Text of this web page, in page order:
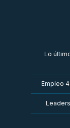
Lo
Empleo
Leaders